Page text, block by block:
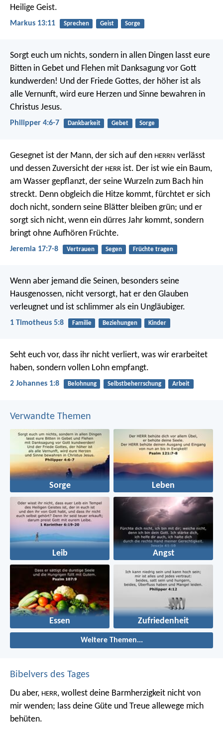
Heilige Geist.
Markus 13:11 Sprechen Geist Sorge
Sorgt euch um nichts, sondern in allen Dingen lasst eure
Bitten in Gebet und Flehen mit Danksagung vor Gott
kundwerden! Und der Friede Gottes, der höher ist als
alle Vernunft, wird eure Herzen und Sinne bewahren in
Christus Jesus.
Philipper 4:6-7 Dankbarkeit Gebet Sorge
Gesegnet ist der Mann, der sich auf den HERRN verlässt
und dessen Zuversicht der HERR ist. Der ist wie ein Baum,
am Wasser gepflanzt, der seine Wurzeln zum Bach hin
streckt. Denn obgleich die Hitze kommt, fürchtet er sich
doch nicht, sondern seine Blätter bleiben grün; und er
sorgt sich nicht, wenn ein dürres Jahr kommt, sondern
bringt ohne Aufhören Früchte.
Jeremia 17:7-8 Vertrauen Segen Früchte tragen
Wenn aber jemand die Seinen, besonders seine
Hausgenossen, nicht versorgt, hat er den Glauben
verleugnet und ist schlimmer als ein Ungläubiger.
1 Timotheus 5:8 Familie Beziehungen Kinder
Seht euch vor, dass ihr nicht verliert, was wir erarbeitet
haben, sondern vollen Lohn empfangt.
2 Johannes 1:8 Belohnung Selbstbeherrschung Arbeit
Verwandte Themen
Sorge Leben
Leib Angst
Essen Zufriedenheit
Weitere Themen...
Bibelvers des Tages
Du aber, HERR, wollest deine Barmherzigkeit nicht von
mir wenden; lass deine Güte und Treue allewege mich
behüten.